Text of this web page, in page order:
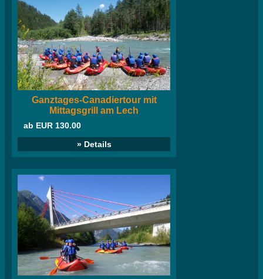
Ganztages-Canadiertour mit
Mittagsgrill am Lech
ab EUR 130.00
» Details